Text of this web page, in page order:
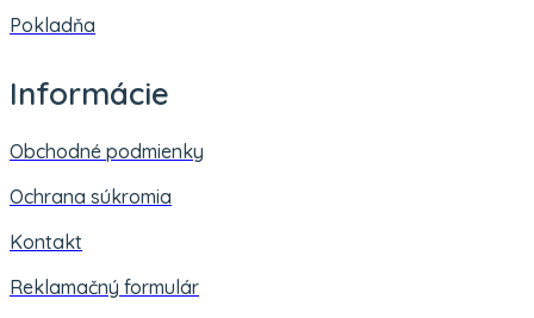
Pokladňa
Informácie
Obchodné podmienky
Ochrana súkromia
Kontakt
Reklamačný formulár